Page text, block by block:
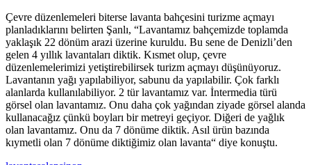
Çevre düzenlemeleri biterse lavanta bahçesini turizme açmayı
planladıklarını belirten Şanlı, “Lavantamız bahçemizde toplamda
yaklaşık 22 dönüm arazi üzerine kuruldu. Bu sene de Denizli’den
gelen 4 yıllık lavantaları diktik. Kısmet olup, çevre
düzenlemelerimizi yetiştirebilirsek turizm açmayı düşünüyoruz.
Lavantanın yağı yapılabiliyor, sabunu da yapılabilir. Çok farklı
alanlarda kullanılabiliyor. 2 tür lavantamız var. İntermedia türü
görsel olan lavantamız. Onu daha çok yağından ziyade görsel alanda
kullanacağız çünkü boyları bir metreyi geçiyor. Diğeri de yağlık
olan lavantamız. Onu da 7 dönüme diktik. Asıl ürün bazında
kıymetli olan 7 dönüme diktiğimiz olan lavanta“ diye konuştu.